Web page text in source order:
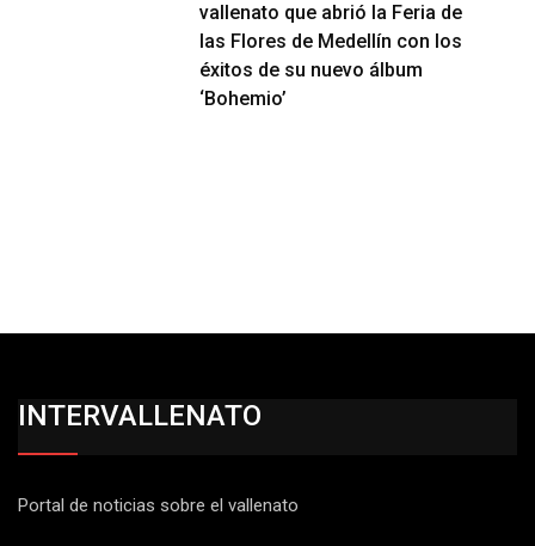
vallenato que abrió la Feria de
las Flores de Medellín con los
éxitos de su nuevo álbum
‘Bohemio’
INTERVALLENATO
Portal de noticias sobre el vallenato